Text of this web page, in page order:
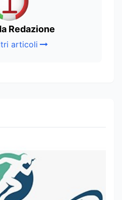
Redazione
articoli